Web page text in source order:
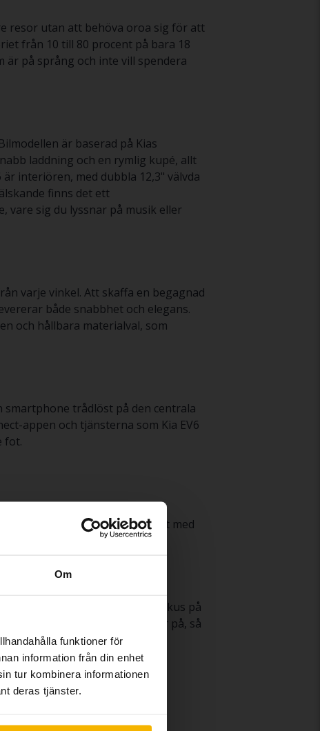
Om
funktioner för
information från din enhet
tur kombinera informationen
deras tjänster.
resor utan att behöva oroa sig för att
från 10 till 80 procent på bara 18
är på språng och inte vill spendera
är baserad på Kias
laddning och en rymlig kupé, allt
interiören, med dubbla 12,3" välvda
finns det ett
vare sig du lyssnar på musik eller
varje vinkel. Att skaffa en begagnad
både snabbhet och elegans.
och hållbara materialval, som
smartphone trådlöst på den centrala
appen och tjänsterna som Kia EV6
fot.
EV6 GT erbjuder samma
motoreffekt på 585hk jämfört med
som den har ett starkt fokus på
teknologin man tänker på, så